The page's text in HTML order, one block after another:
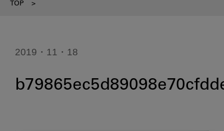
TOP >
2019・11・18